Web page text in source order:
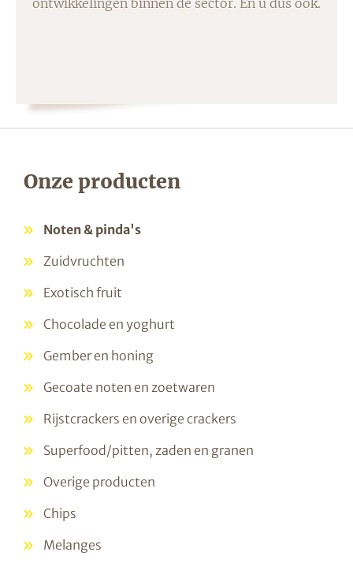
ontwikkelingen binnen de sector. En u dus ook.
Onze producten
Noten & pinda's
Zuidvruchten
Exotisch fruit
Chocolade en yoghurt
Gember en honing
Gecoate noten en zoetwaren
Rijstcrackers en overige crackers
Superfood/pitten, zaden en granen
Overige producten
Chips
Melanges